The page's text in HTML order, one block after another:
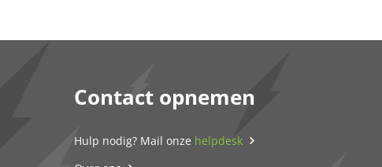
Contact opnemen
Hulp nodig? Mail onze helpdesk